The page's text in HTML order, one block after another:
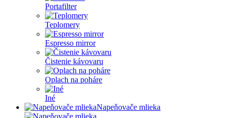
Portafilter
Teplomery
Espresso mirror
Čistenie kávovaru
Oplach na poháre
Iné
Napeňovače mlieka